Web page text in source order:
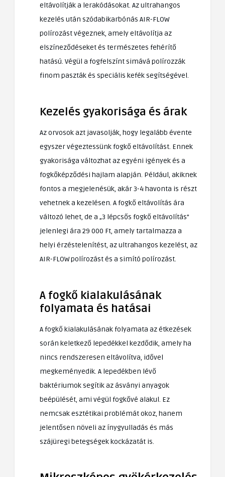
eltávolítják a lerakódásokat. Az ultrahangos
kezelés után szódabikarbónás AIR-FLOW
polírozást végeznek, amely eltávolítja az
elszíneződéseket és természetes fehérítő
hatású. Végül a fogfelszínt simává polírozzák
finom paszták és speciális kefék segítségével.
Kezelés gyakorisága és árak
Az orvosok azt javasolják, hogy legalább évente
egyszer végeztessünk fogkő eltávolítást. Ennek
gyakorisága változhat az egyéni igények és a
fogkőképződési hajlam alapján. Például, akiknek
fontos a megjelenésük, akár 3-4 havonta is részt
vehetnek a kezelésen. A fogkő eltávolítás ára
változó lehet, de a „3 lépcsős fogkő eltávolítás”
jelenlegi ára 29 000 Ft, amely tartalmazza a
helyi érzéstelenítést, az ultrahangos kezelést, az
AIR-FLOW polírozást és a simító polírozást.
A fogkő kialakulásának
folyamata és hatásai
A fogkő kialakulásának folyamata az étkezések
során keletkező lepedékkel kezdődik, amely ha
nincs rendszeresen eltávolítva, idővel
megkeményedik. A lepedékben lévő
baktériumok segítik az ásványi anyagok
beépülését, ami végül fogkővé alakul. Ez
nemcsak esztétikai problémát okoz, hanem
jelentősen növeli az ínygyulladás és más
szájüregi betegségek kockázatát is.